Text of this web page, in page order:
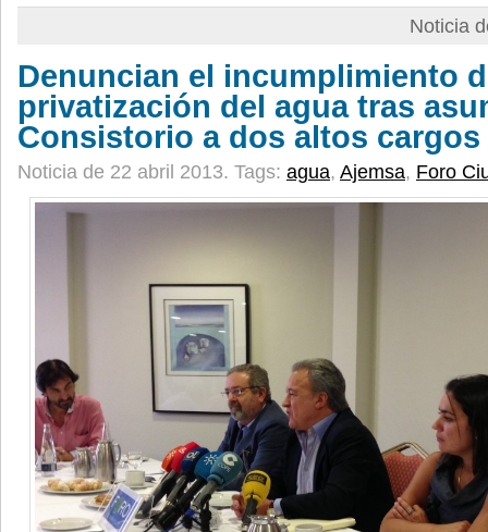
Noticia
Denuncian el incumplimiento
privatización del agua tras
Consistorio a dos altos cargos
Noticia de 22 abril 2013. Tags: agua, Ajemsa, Foro